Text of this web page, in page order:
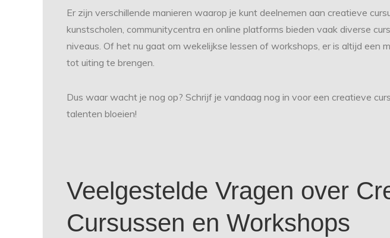
Er zijn verschillende manieren waarop je kunt deelnemen aan creatieve
kunstscholen, communitycentra en online platforms bieden vaak diverse
niveaus. Of het nu gaat om wekelijkse lessen of workshops, er is altijd een
tot uiting te brengen.
Dus waar wacht je nog op? Schrijf je vandaag nog in voor een creatieve
talenten bloeien!
Veelgestelde Vragen over
Cursussen en Workshops